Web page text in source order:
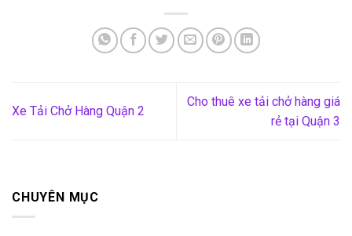
Xe Tải Chở Hàng Quận 2
Cho thuê xe tải chở hàng giá
rẻ tại Quận 3
CHUYÊN MỤC